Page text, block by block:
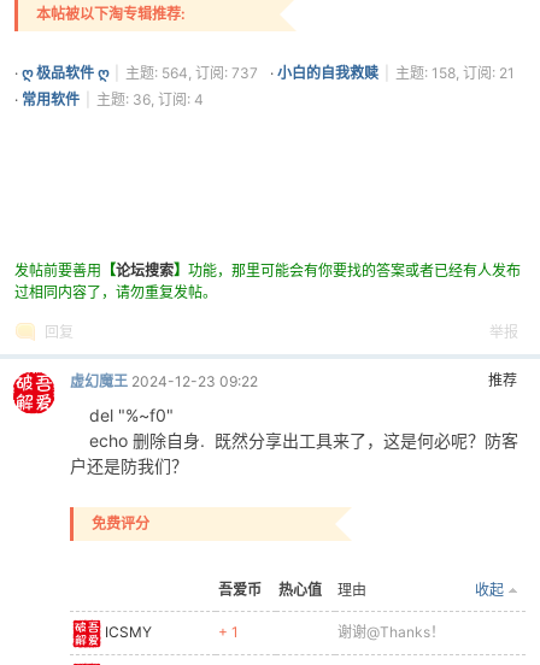
本帖被以下淘专辑推荐:
· ღ 极品软件 ღ 主题: 564, 订阅: 737 · 小白的自我救赎
主题: 158, 订阅: 21
· 常用软件 主题: 36, 订阅: 4
发帖前要善用 【论坛搜索】 功能，那里可能会有你要找的答案或者已经有人发布
过相同内容了，请勿重复发帖。
回复 举报
推荐
虚幻魔王 2024-12-23 09:22
del "%~f0"
echo 删除自身. 既然分享出工具来了，这是何必呢？防客
户还是防我们？
免费评分
吾爱币 热心值 收起
理由
ICSMY + 1 谢谢@Thanks！